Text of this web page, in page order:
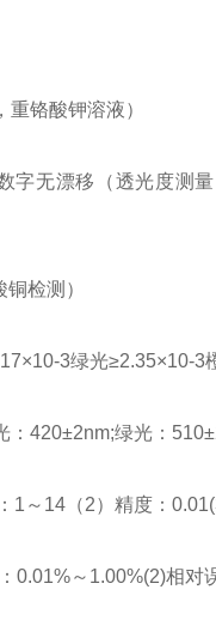
铬酸钾溶液）
无漂移（透光度测量
检测）
3绿光≥2.35×10-3
420±2nm;绿光：
～14（2）精度：
～1.00%(2)相对